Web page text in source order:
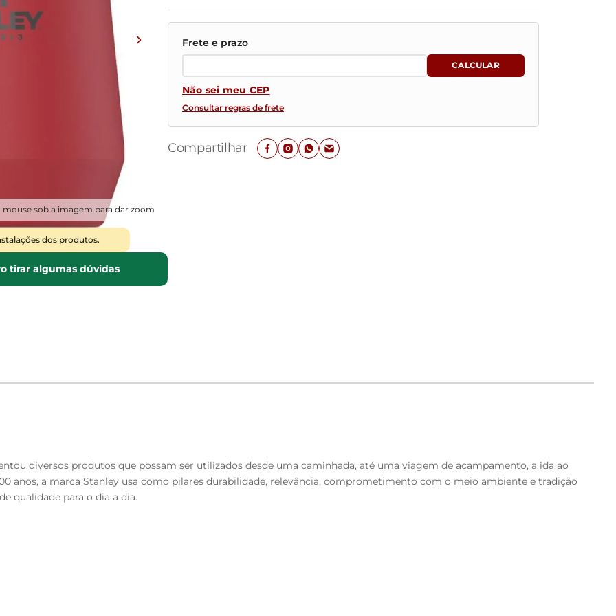
Baú Organizador
Ver todos
mouse sob a imagem para dar zoom
dos produtos.
tirar algumas dúvidas
Não sei meu CEP
Consultar regras de frete
Compartilhar
diversos produtos que possam ser utilizados desde uma caminhada, até uma viagem de acampamento, a ida ao
anos, a marca Stanley usa como pilares durabilidade, relevância, comprometimento com o meio ambiente e tradição
qualidade para o dia a dia.